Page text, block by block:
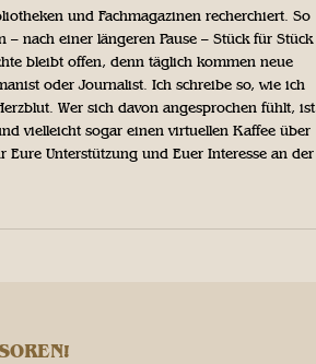
und Fachmagazinen recherchiert. So
nach einer längeren Pause – Stück für Stück
bleibt offen, denn täglich kommen neue
oder Journalist. Ich schreibe so, wie ich
Wer sich davon angesprochen fühlt, ist
vielleicht sogar einen virtuellen Kaffee über
Unterstützung und Euer Interesse an der